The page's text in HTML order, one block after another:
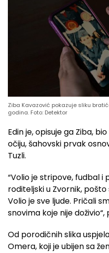
Ziba Kavazović pokazuje sliku
godina. Foto: Detektor
Edin je, opisuje ga Ziba,
očiju, šahovski prvak
Tuzli.
“Volio je stripove, fudbal i
roditeljski u Zvornik,
Volio je sve ljude. Pričali
snovima koje nije doživio“,
Od porodičnih slika
Omera, koji je ubijen sa